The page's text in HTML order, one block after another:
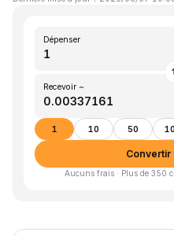
Dépenser
Recevoir ~
1 10 50
Convertir
Aucuns frais · Plus de 350